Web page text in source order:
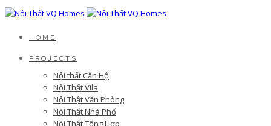
HOME
PROJECTS
Nội thất Căn Hộ
Nội Thất Vila
Nội Thật Văn Phòng
Nội Thất Nhà Phố
Nội Thất Tổng Hợp